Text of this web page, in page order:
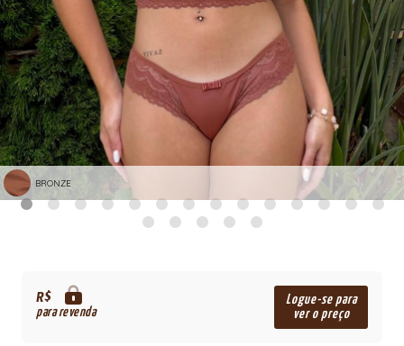
BRONZE
R$
para revenda
Logue-se para
ver o preço